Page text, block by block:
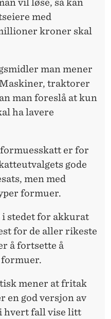
vil løse, så kan
med
kroner skal
man mener
traktorer
man foreslå at kun
ha lavere
er for
gode
men med
formuer.
stedet for akkurat
for de aller rikeste
å fortsette å
formuer.
mener at fritak
en god versjon av
hvert fall vise litt